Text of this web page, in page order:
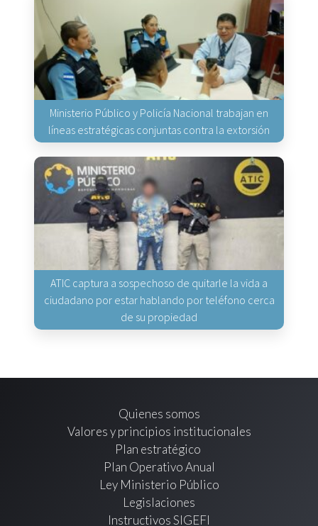
Ministerio Público y Policía Nacional trabajan en
líneas estratégicas conjuntas contra la extorsión
ATIC captura a sospechoso de quitarle la vida a
ciudadano por estar hablando por teléfono cerca
de su propiedad
Quienes somos
Valores y principios institucionales
Plan estratégico
Plan Operativo Anual
Ley Ministerio Público
Legislaciones
Instructivos SIGEFI